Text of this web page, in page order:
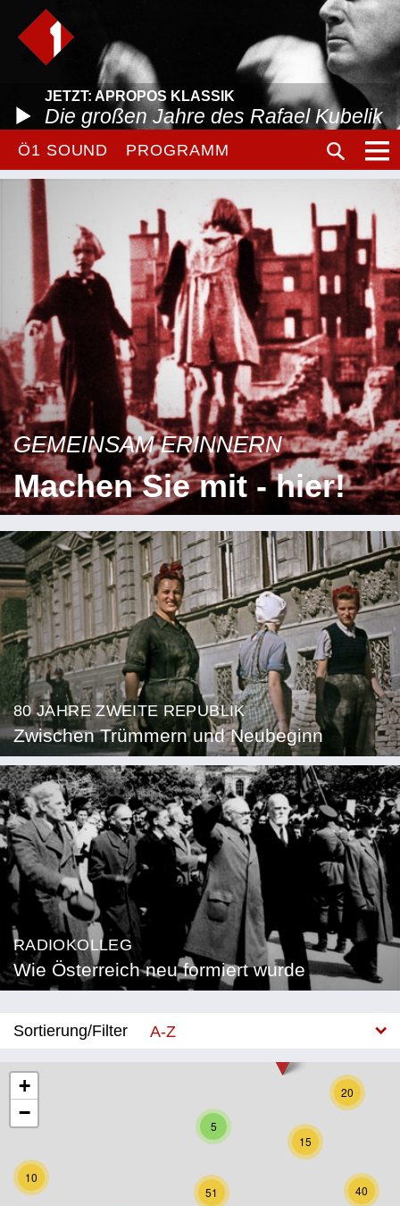
JETZT: APROPOS KLASSIK
Die großen Jahre des Rafael Kubelik
Ö1 SOUND PROGRAMM
GEMEINSAM ERINNERN
Machen Sie mit - hier!
80 JAHRE ZWEITE REPUBLIK
Zwischen Trümmern und Neubeginn
RADIOKOLLEG
Wie Österreich neu formiert wurde
Sortierung/Filter
A-Z
Bundesland
Burgenland
Kärnten
15
40
20
51
5
10
+
−